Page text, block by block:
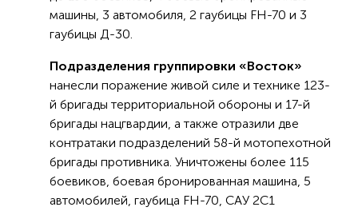
машины, 3 автомобиля, 2 гаубицы FH-70 и 3
гаубицы Д-30.
Подразделения группировки «Восток»
нанесли поражение живой силе и технике 123-
й бригады территориальной обороны и 17-й
бригады нацгвардии, а также отразили две
контратаки подразделений 58-й мотопехотной
бригады противника. Уничтожены более 115
боевиков, боевая бронированная машина, 5
автомобилей, гаубица FH-70, САУ 2С1